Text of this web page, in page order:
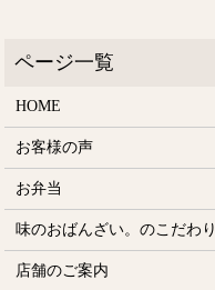
HOME
お客様の声
お弁当
味のおばんざい。のこだわり
店舗のご案内